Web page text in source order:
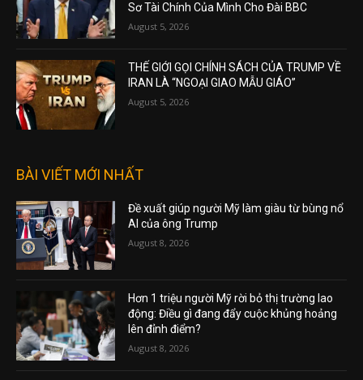
Sơ Tài Chính Của Mình Cho Đài BBC
August 5, 2026
THẾ GIỚI GỌI CHÍNH SÁCH CỦA TRUMP VỀ
IRAN LÀ “NGOẠI GIAO MẪU GIÁO”
August 5, 2026
BÀI VIẾT MỚI NHẤT
Đề xuất giúp người Mỹ làm giàu từ bùng nổ
AI của ông Trump
August 8, 2026
Hơn 1 triệu người Mỹ rời bỏ thị trường lao
động: Điều gì đang đẩy cuộc khủng hoảng
lên đỉnh điểm?
August 8, 2026